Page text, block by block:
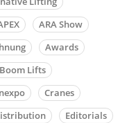
ARA Show
Awards
Boom Lifts
Cranes
Editorials